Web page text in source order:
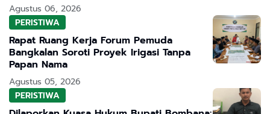
Agustus 06, 2026
PERISTIWA
Rapat Ruang Kerja Forum Pemuda
Bangkalan Soroti Proyek Irigasi Tanpa
Papan Nama
Agustus 05, 2026
PERISTIWA